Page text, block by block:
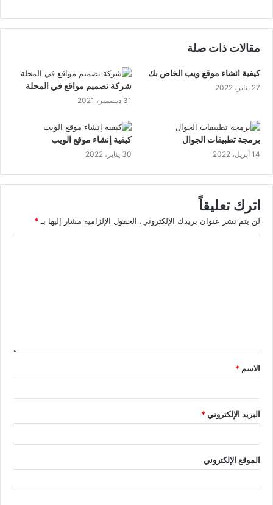
الويب
مقالات ذات صلة
كيفية انشاء موقع ويب الخاص بك
27 يناير، 2022 شركة تصميم مواقع في المحلة
31 ديسمبر، 2021
برمجة تطبيقات الجوال
14 أبريل، 2022
كيفية إنشاء موقع الويب
30 يناير، 2022
اترك تعليقاً
لن يتم نشر عنوان بريدك الإلكتروني. الحقول الإلزامية مشار إليها بـ*
الاسم *
البريد الإلكتروني*
الموقع الإلكتروني